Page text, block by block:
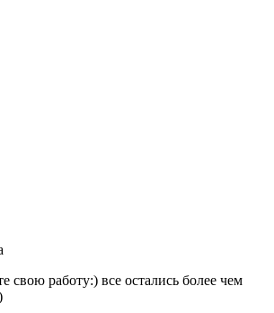
свою работу:) все остались более чем